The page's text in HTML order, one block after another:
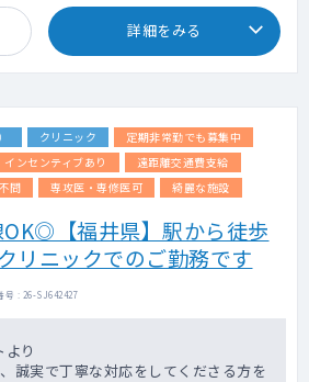
詳細をみる
クリニック
定期非常勤でも募集中
インセンティブあり
遠距離交通費支給
問 専攻医・専修医可 綺麗な施設
【福井県】駅から徒歩
リニックでのご勤務です
号 : 26-SJ642427
り
誠実で丁寧な対応をしてくださる方を